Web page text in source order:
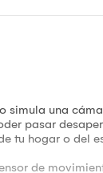
simula una
pasar
tu hogar o del
de